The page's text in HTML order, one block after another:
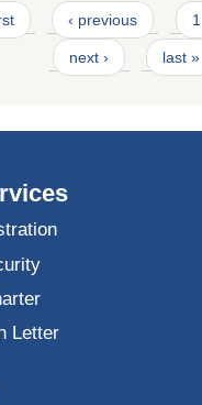
‹ previous 1
next › last »
Letter